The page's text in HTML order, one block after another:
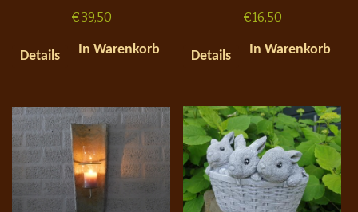
€39,50
Details In Warenkorb
€16,50
Details In Warenkorb